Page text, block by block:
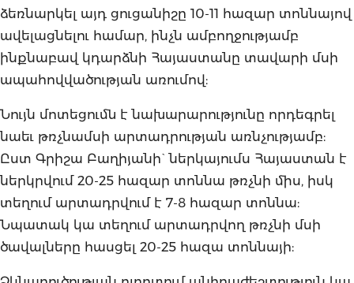
ձեռնարկել այդ ցուցանիշը 10-11 հազար տոննայով
ավելացնելու համար, ինչն ամբողջությամբ
ինքնաբավ կդարձնի Հայաստանը տավարի մսի
ապահովվածության առումով:
Նույն մոտեցումն է նախարարությունը որդեգրել
նաեւ թռչնամսի արտադրության առնչությամբ:
Ըստ Գրիշա Բաղիյանի` ներկայումս Հայաստան է
ներկրվում 20-25 հազար տոննա թռչնի միս, իսկ
տեղում արտադրվում է 7-8 հազար տոննա:
Նպատակ կա տեղում արտադրվող թռչնի մսի
ծավալները հասցել 20-25 հազա տոննայի: